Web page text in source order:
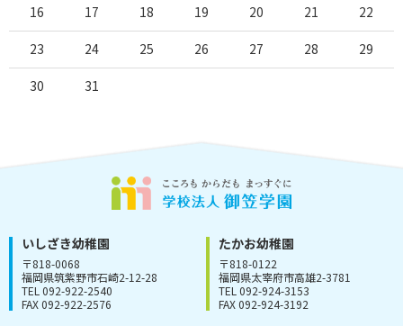
16 17 18 19 20 21 22
23 24 25 26 27 28 29
30 31
いしざき幼稚園
〒818-0068
福岡県筑紫野市石崎2-12-28
TEL 092-922-2540
FAX 092-922-2576
たかお幼稚園
〒818-0122
福岡県太宰府市高雄2-3781
TEL 092-924-3153
FAX 092-924-3192